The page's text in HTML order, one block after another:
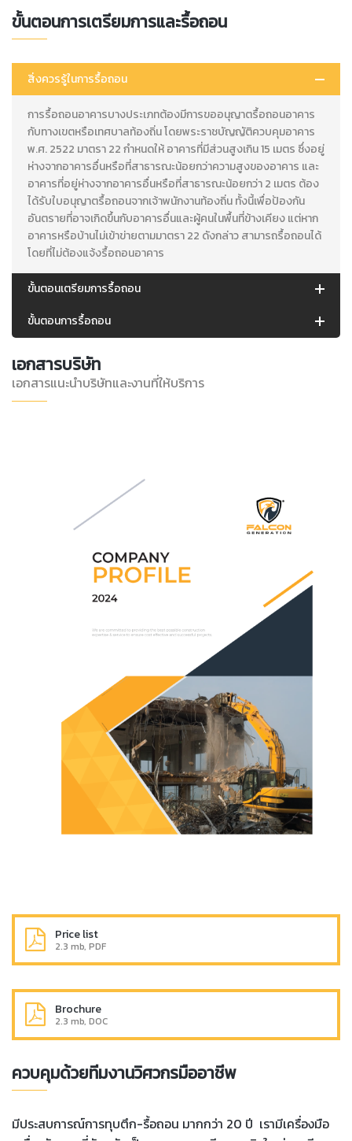
ขั้นตอนการเตรียมการและรื้อถอน
สิ่งควรรู้ในการรื้อถอน
การรื้อถอนอาคารบางประเภทต้องมีการขออนุญาตรื้อถอนอาคาร
กับทางเขตหรือเทศบาลท้องถิ่น โดยพระราชบัญญัติควบคุมอาคาร
พ.ศ. 2522 มาตรา 22 กำหนดให้ อาคารที่มีส่วนสูงเกิน 15 เมตร ซึ่งอยู่
ห่างจากอาคารอื่นหรือที่สาธารณะน้อยกว่าความสูงของอาคาร และ
อาคารที่อยู่ห่างจากอาคารอื่นหรือที่สาธารณะน้อยกว่า 2 เมตร ต้อง
ได้รับใบอนุญาตรื้อถอนจากเจ้าพนักงานท้องถิ่น ทั้งนี้เพื่อป้องกัน
อันตรายที่อาจเกิดขึ้นกับอาคารอื่นและผู้คนในพื้นที่ข้างเคียง แต่หาก
อาคารหรือบ้านไม่เข้าข่ายตามมาตรา 22 ดังกล่าว สามารถรื้อถอนได้
โดยที่ไม่ต้องแจ้งรื้อถอนอาคาร
ขั้นตอนเตรียมการรื้อถอน
ขั้นตอนการรื้อถอน
เอกสารบริษัท
เอกสารแนะนำบริษัทและงานที่ให้บริการ
Price list
2.3 mb, PDF
Brochure
2.3 mb, DOC
ควบคุมด้วยทีมงานวิศวกรมืออาชีพ
มีประสบการณ์การทุบตึก-รื้อถอน มากกว่า 20 ปี เรามีเครื่องมือ